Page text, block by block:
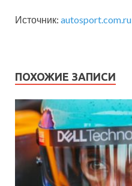
Источник: autosport.com.ru
ПОХОЖИЕ ЗАПИСИ